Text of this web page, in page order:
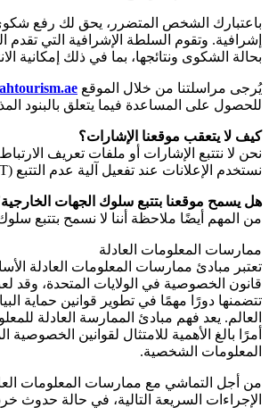
باعتبارك الشخص المتضرر، يحق لك رفع
إشرافية. وتقوم السلطة الإشرافية التي
بحالة الشكوى ونتائجها، بما في ذلك إمكانية
يُرجى مراسلتنا من خلال الموقع
للحصول على المساعدة فيما يتعلق بالبنود
كيف لا يتعقب موقعنا الإشارات؟
نحن لا نتتبع الإشارات أو ملفات تعريف
نستخدم الإعلانات عند تفعيل آلية عدم التتبع
هل يسمح موقعنا بتتبع سلوك الجهات
من المهم أيضًا ملاحظة أننا لا نسمح بتتبع
ممارسات المعلومات العادلة
تعتبر مبادئ ممارسات المعلومات العادلة
قانون الخصوصية في الولايات المتحدة، وقد
تتضمنها دورًا مهمًا في تطوير قوانين حماية
العالم. يعد فهم مبادئ الممارسة العادلة
أمرًا بالغ الأهمية للامتثال لقوانين الخصوصية
المعلومات الشخصية.
من أجل التماشي مع ممارسات المعلومات
الإجراءات السريعة التالية، في حالة حدوث